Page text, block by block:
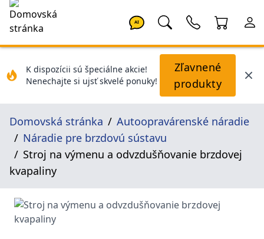
AI
K dispozícii sú špeciálne akcie!
Nenechajte si ujsť skvelé ponuky!
Zľavnené
produkty
Domovská stránka
Autoopravárenské náradie
Náradie pre brzdovú sústavu
Stroj na výmenu a odvzdušňovanie brzdovej
kvapaliny